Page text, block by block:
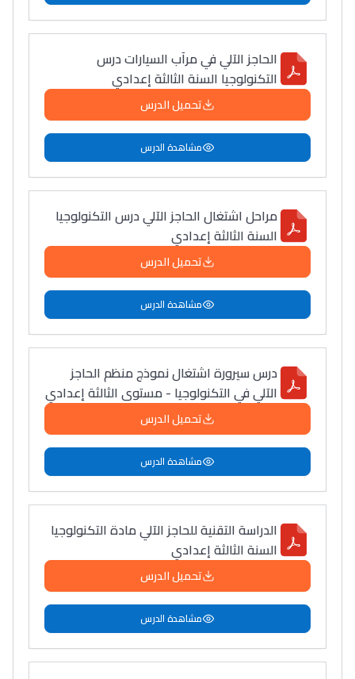
الحاجز الآلي في مرآب السيارات درس
التكنولوجيا السنة الثالثة إعدادي
تحميل الدرس
مشاهدة الدرس
مراحل اشتغال الحاجز الآلي درس التكنولوجيا
السنة الثالثة إعدادي
تحميل الدرس
مشاهدة الدرس
درس سيرورة اشتغال نموذج منظم الحاجز
الآلي في التكنولوجيا - مستوى الثالثة إعدادي
تحميل الدرس
مشاهدة الدرس
الدراسة التقنية للحاجز الآلي مادة التكنولوجيا
السنة الثالثة إعدادي
تحميل الدرس
مشاهدة الدرس